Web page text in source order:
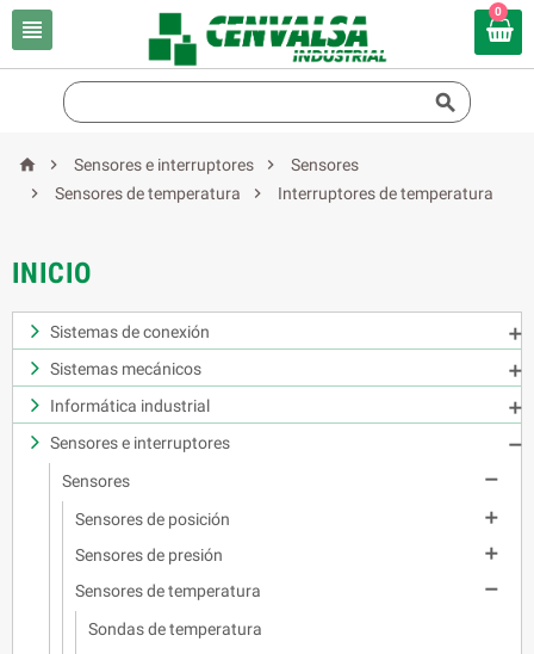

0

  Sensores e interruptores 
Sensores

Sensores de temperatura  Interruptores de temperatura
INICIO
Sistemas de conexión

Sistemas mecánicos

Informática industrial

Sensores e interruptores

Sensores

Sensores de posición

Sensores de presión

Sensores de temperatura

Sondas de temperatura